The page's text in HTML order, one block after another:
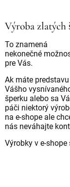
Výroba zlatých
To znamená
nekonečné
pre Vás.
Ak máte predstavu
Vášho
šperku alebo sa
páči niektorý
na e-shope ale
nás neváhajte
Výrobky v e-